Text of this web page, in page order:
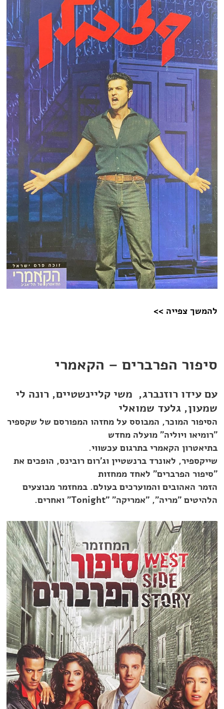
להמשך צפייה >>
סיפור הפרברים – הקאמרי
עם עידו רוזנברג, משי קליינשטיים, רונה לי
שמעון, גלעד שמואלי
הסיפור המוכר, המבוסס על מחזהו המפורסם של שקספיר
"רומיאו ויוליה" מועלה מחדש
בתיאטרון הקאמרי בתרגום עכשווי.
שייקספיר, לאונרד ברנשטיין וג'רום רובינס, הופכים את
"סיפור הפרברים" לאחד ממחזות
הזמר האהובים והמוערכים בעולם. במחזמר מבוצעים
הלהיטים "מריה", "אמריקה" "Tonight" ואחרים.